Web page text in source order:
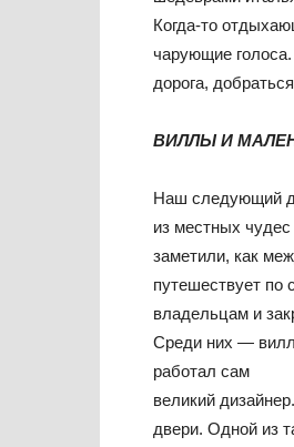
Когда-то
чарующие
дорога,
ВИЛЛЫ И
Наш следующий
из местных
заметили, как
путешествует
владельцам и
Среди них —
работал сам
великий
двери. Одной из